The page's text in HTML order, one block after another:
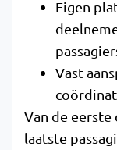
Eigen
Vast
Van de
laatste